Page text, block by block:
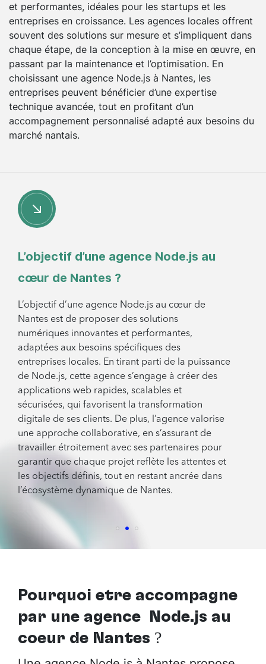
et performantes, idéales pour les startups et les
entreprises en croissance. Les agences locales offrent
souvent des solutions sur mesure et s’impliquent dans
chaque étape, de la conception à la mise en œuvre, en
passant par la maintenance et l’optimisation. En
choisissant une agence Node.js à Nantes, les
entreprises peuvent bénéficier d’une expertise
technique avancée, tout en profitant d’un
accompagnement personnalisé adapté aux besoins du
marché nantais.
L’objectif d’une agence Node.js au
cœur de Nantes ?
L’objectif d’une agence Node.js au cœur de
Nantes est de proposer des solutions
numériques innovantes et performantes,
adaptées aux besoins spécifiques des
entreprises locales. En tirant parti de la puissance
de Node.js, cette agence s’engage à créer des
applications web rapides, scalables et
sécurisées, qui favorisent la transformation
digitale de ses clients. De plus, l’agence valorise
une approche collaborative, en s’assurant de
travailler étroitement avec ses partenaires pour
garantir que chaque projet reflète les attentes et
les objectifs définis, tout en restant ancrée dans
l’écosystème dynamique de Nantes.
Pourquoi être accompagné
par une agence Node.js au
cœur de Nantes ?